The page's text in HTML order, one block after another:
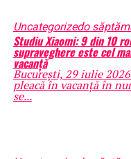
Uncategorizedo
Studiu Xiaomi: 9 din 10
supraveghere este cel
vacanță
București, 29 iulie
pleacă în vacanță în
se...